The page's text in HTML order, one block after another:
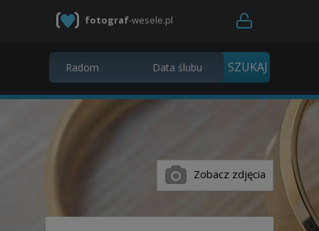
fotograf-wesele.pl
Zobacz zdjęcia